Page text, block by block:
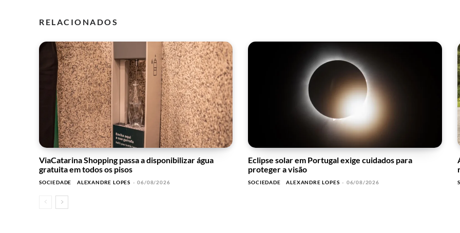
RELACIONADOS
ViaCatarina Shopping passa a disponibilizar água
gratuita em todos os pisos
SOCIEDADE ALEXANDRE LOPES - 06/08/2026
Eclipse solar em Portugal exige cuidados para
proteger a visão
SOCIEDADE ALEXANDRE LOPES - 06/08/2026